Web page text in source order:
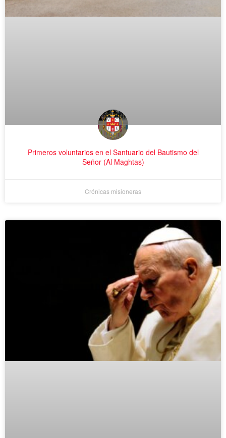
Primeros voluntarios en el Santuario del Bautismo del
Señor (Al Maghtas)
Crónicas misioneras